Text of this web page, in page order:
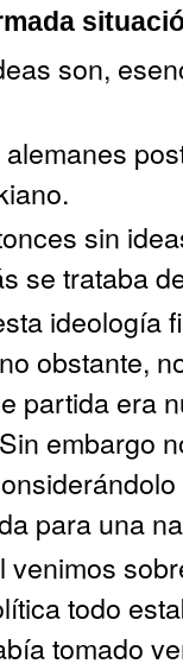
son,
sin
se trataba
ideología
obstante,
partida era
embargo
para una
venimos
todo
tomado